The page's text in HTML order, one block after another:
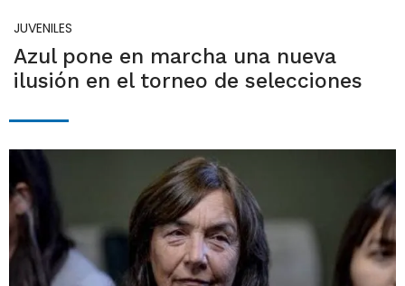
JUVENILES
Azul pone en marcha una nueva
ilusión en el torneo de selecciones